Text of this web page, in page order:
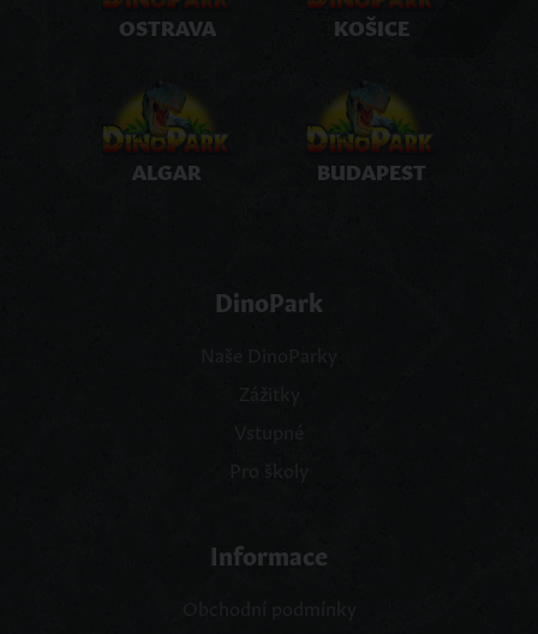
OSTRAVA KOŠICE
ALGAR BUDAPEST
DinoPark
Informace